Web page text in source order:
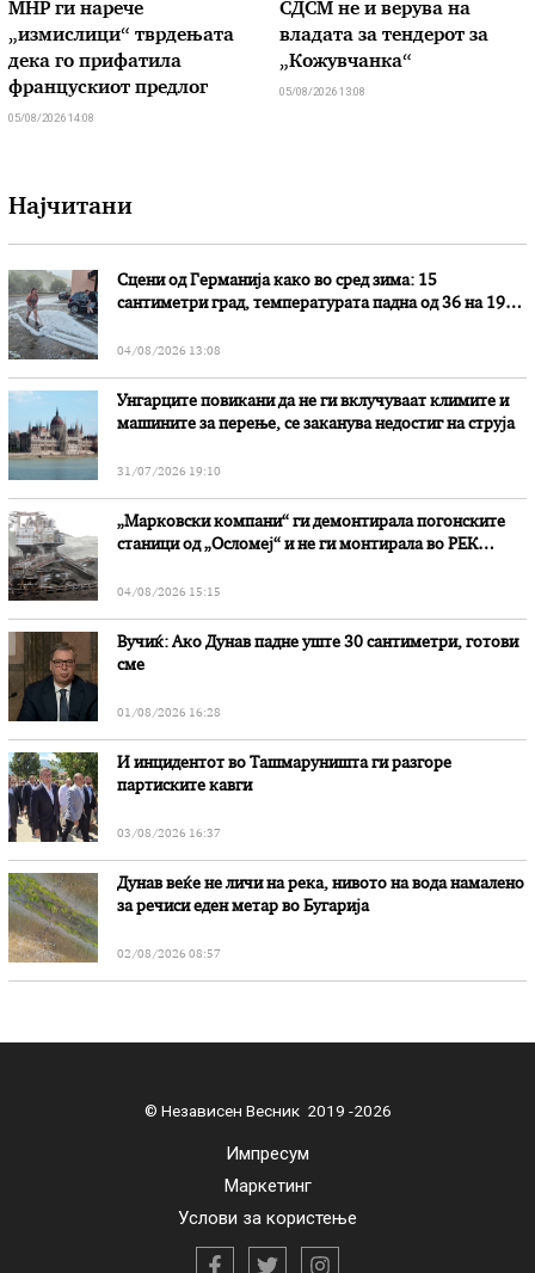
МНР ги нарече
„измислици“ тврдењата
дека го прифатила
францускиот предлог
05/08/2026 14:08
СДСМ не и верува на
владата за тендерот за
„Кожувчанка“
05/08/2026 13:08
Најчитани
Сцени од Германија како во сред зима: 15
сантиметри град, температурата падна од 36 на 19
04/08/2026 13:08
Унгарците повикани да не ги вклучуваат климите и
машините за перење, се заканува недостиг на струја
31/07/2026 19:10
„Марковски компани“ ги демонтирала погонските
станици од „Осломеј“ и не ги монтирала во РЕК
04/08/2026 15:15
Вучиќ: Ако Дунав падне уште 30 сантиметри, готови
сме
01/08/2026 16:28
И инцидентот во Ташмаруништa ги разгоре
партиските кавги
03/08/2026 16:37
Дунав веќе не личи на река, нивото на вода намалено
за речиси еден метар во Бугарија
02/08/2026 08:57
© Независен Весник 2019 -2026
Импресум
Маркетинг
Услови за користење